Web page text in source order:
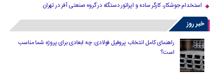
استخدام جوشکار، کارگر ساده و اپراتور دستگاه در گروه صنعتی آفر در تهران
خبر روز
راهنمای کامل انتخاب پروفیل فولادی: چه ابعادی برای پروژه شما مناسب
است؟